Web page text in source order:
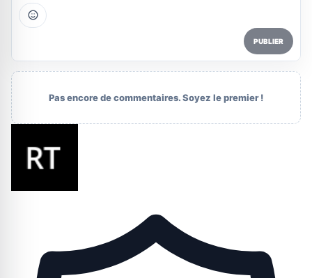
PUBLIER
Pas encore de commentaires. Soyez le premier !